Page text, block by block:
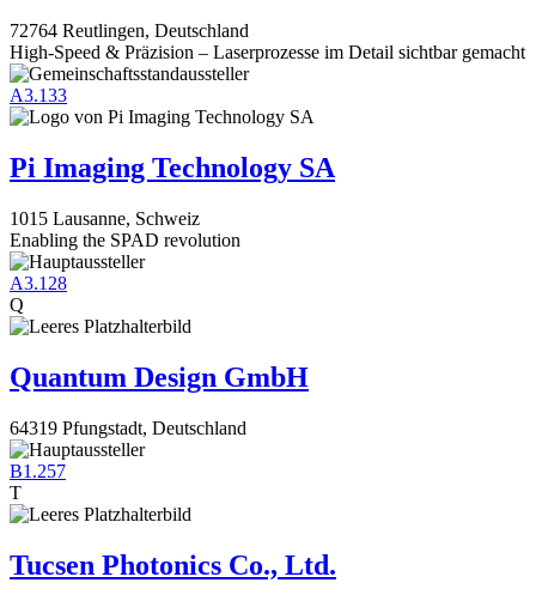
72764 Reutlingen, Deutschland
High-Speed & Präzision – Laserprozesse im Detail sichtbar gemacht
A3.133
Pi Imaging Technology SA
1015 Lausanne, Schweiz
Enabling the SPAD revolution
A3.128
Q
Quantum Design GmbH
64319 Pfungstadt, Deutschland
B1.257
T
Tucsen Photonics Co., Ltd.